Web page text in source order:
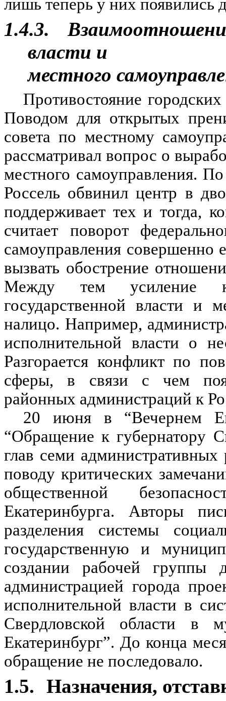
лишь теперь у них появились
1.4.3.
власти и
местного
Противостояние
Поводом для открытых
совета по местному
рассматривал вопрос о
местного самоуправления.
Россель обвинил центр в
поддерживает тех и тогда,
считает поворот
самоуправления совершенно
вызвать обострение
Между тем усиление
государственной власти и
налицо. Например,
исполнительной власти о
Разгорается конфликт по
сферы, в связи с чем
районных администраций к
20 июня в “Вечернем
“Обращение к губернатору
глав семи
поводу критических
общественной
Екатеринбурга. Авторы
разделения системы
государственную и
создании рабочей группы
администрацией города
исполнительной власти в
Свердловской области в
Екатеринбург”. До конца
обращение не последовало.
1.5. Назначения,